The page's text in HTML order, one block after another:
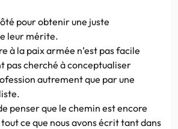
pour obtenir une juste
leur mérite.
à la paix armée n’est pas facile
pas cherché à conceptualiser
autrement que par une
penser que le chemin est encore
ce que nous avons écrit tant dans